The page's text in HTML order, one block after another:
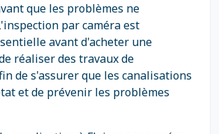
que les problèmes ne
par caméra est
avant d'acheter une
réaliser des travaux de
de s'assurer que les canalisations
et de prévenir les problèmes